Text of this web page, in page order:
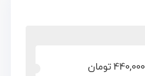
440,000تومان